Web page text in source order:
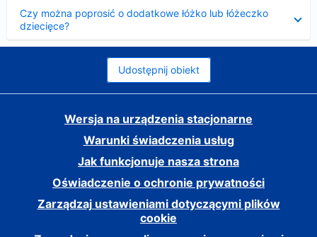
Czy można poprosić o dodatkowe łóżko lub łóżeczko
dziecięce?
Udostępnij obiekt
Wersja na urządzenia stacjonarne
Warunki świadczenia usług
Jak funkcjonuje nasza strona
Oświadczenie o ochronie prywatności
Zarządzaj ustawieniami dotyczącymi plików
cookie